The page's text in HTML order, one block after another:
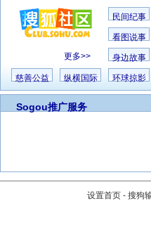
更多>>
民间纪事
看图说事
身边故事
慈善公益 纵横国际 环球掠影
Sogou推广服务
设置首页 - 搜狗